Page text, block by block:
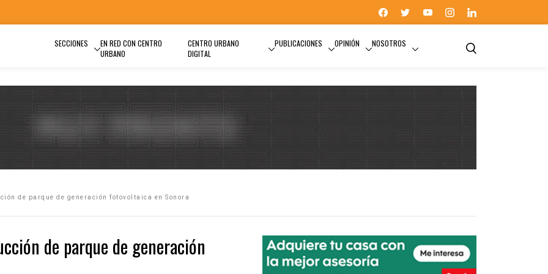
SECCIONES
EN RED CON CENTRO
URBANO
CENTRO URBANO
DIGITAL
PUBLICACIONES OPINIÓN NOSOTROS
de parque de generación fotovoltaica en Sonora
de parque de generación